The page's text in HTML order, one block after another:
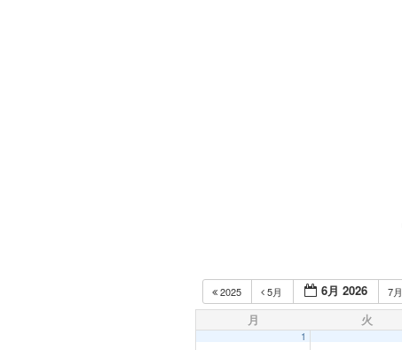
2025 5月 6月 2026 7月
月 火
1